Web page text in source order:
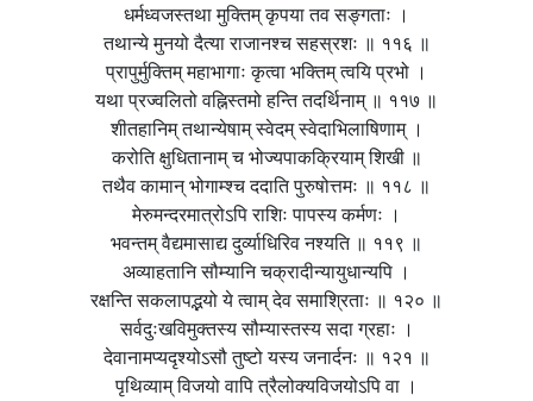
धर्मध्वजस्तथा मुक्तिम् कृपया तव सङ्गताः ।
तथान्ये मुनयो दैत्या राजानश्च सहस्रशः ॥ ११६ ॥
प्रापुर्मुक्तिम् महाभागाः कृत्वा भक्तिम् त्वयि प्रभो ।
यथा प्रज्वलितो वह्निस्तमो हन्ति तदर्थिनाम् ॥ ११७ ॥
शीतहानिम् तथान्येषाम् स्वेदम् स्वेदाभिलाषिणाम् ।
करोति क्षुधितानाम् च भोज्यपाकक्रियाम् शिखी ॥
तथैव कामान् भोगाम्श्च ददाति पुरुषोत्तमः ॥ ११८ ॥
मेरुमन्दरमात्रोऽपि राशिः पापस्य कर्मणः ।
भवन्तम् वैद्यमासाद्य दुर्व्याधिरिव नश्यति ॥ ११९ ॥
अव्याहतानि सौम्यानि चक्रादीन्यायुधान्यपि ।
रक्षन्ति सकलापद्भयो ये त्वाम् देव समाश्रिताः ॥ १२० ॥
सर्वदुःखविमुक्तस्य सौम्यास्तस्य सदा ग्रहाः ।
देवानामप्यदृश्योऽसौ तुष्टो यस्य जनार्दनः ॥ १२१ ॥
पृथिव्याम् विजयो वापि त्रैलोक्यविजयोऽपि वा ।